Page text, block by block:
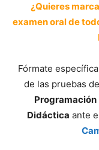
¿Quieres
examen oral de
Fórmate
de las pruebas
Didáctica ante